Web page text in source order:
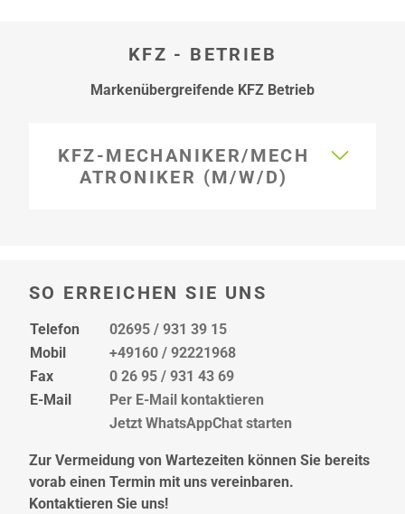
KFZ - BETRIEB
Markenübergreifende KFZ Betrieb
KFZ-MECHANIKER/MECH
ATRONIKER (M/W/D)
SO ERREICHEN SIE UNS
Telefon
02695 / 931 39 15
Mobil
+49160 / 92221968
Fax
0 26 95 / 931 43 69
E-Mail
Per E-Mail kontaktieren
Jetzt WhatsAppChat starten
Zur Vermeidung von Wartezeiten können Sie bereits
vorab einen Termin mit uns vereinbaren.
Kontaktieren Sie uns!